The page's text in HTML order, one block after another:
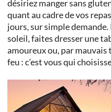
désiriez manger sans
quant au cadre de vos
jours, sur simple
soleil, faites dresser une
amoureux ou, par mauvais
feu : c’est vous qui